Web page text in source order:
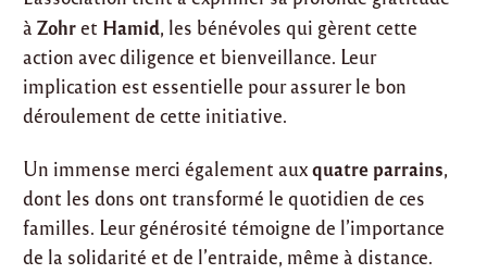
àZohret Hamid, les bénévoles qui gèrent cette
action avec diligence et bienveillance. Leur
implication est essentielle pour assurer le bon
déroulement de cette initiative.
Un immense merci également auxquatre parrains,
dont les dons ont transformé le quotidien de ces
familles. Leur générosité témoigne de l’importance
de la solidarité et de l’entraide, même à distance.